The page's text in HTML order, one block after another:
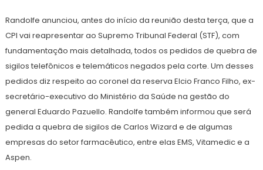
Randolfe anunciou, antes do início da reunião desta terça, que a
CPI vai reapresentar ao Supremo Tribunal Federal (STF), com
fundamentação mais detalhada, todos os pedidos de quebra de
sigilos telefônicos e telemáticos negados pela corte. Um desses
pedidos diz respeito ao coronel da reserva Elcio Franco Filho, ex-
secretário-executivo do Ministério da Saúde na gestão do
general Eduardo Pazuello. Randolfe também informou que será
pedida a quebra de sigilos de Carlos Wizard e de algumas
empresas do setor farmacêutico, entre elas EMS, Vitamedic e a
Aspen.